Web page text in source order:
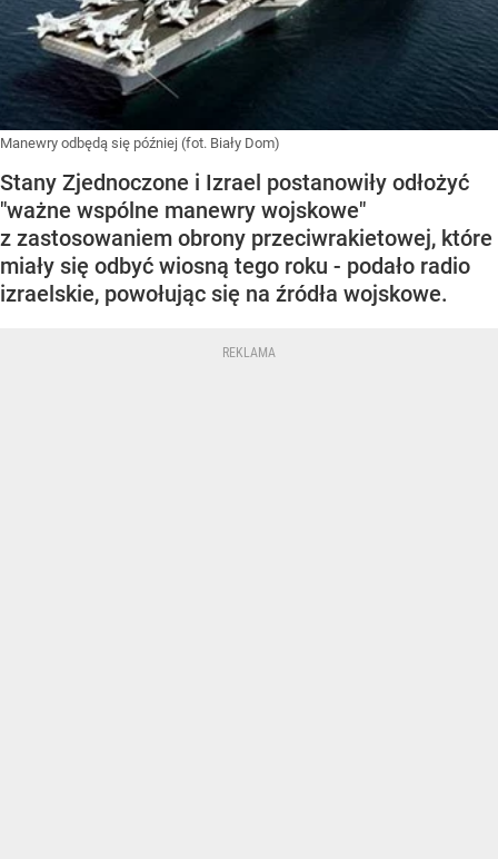
Manewry odbędą się później (fot. Biały Dom)
Stany Zjednoczone i Izrael postanowiły odłożyć
"ważne wspólne manewry wojskowe"
z zastosowaniem obrony przeciwrakietowej, które
miały się odbyć wiosną tego roku - podało radio
izraelskie, powołując się na źródła wojskowe.